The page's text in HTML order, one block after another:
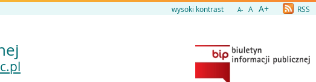
wysoki kontrast A- A A+ RSS